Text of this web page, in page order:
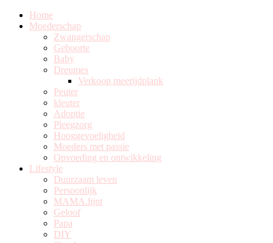
Home
Moederschap
Zwangerschap
Geboorte
Baby
Dreumes
Verkoop meerijdplank
Peuter
kleuter
Adoptie
Pleegzorg
Hooggevoeligheid
Moeders met passie
Opvoeding en ontwikkeling
Lifestyle
Duurzaam leven
Persoonlijk
MAMA.lijnt
Geloof
Papa
DIY